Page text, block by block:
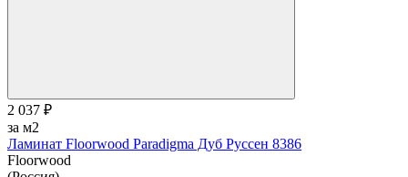
2 037 ₽
за м2
Ламинат Floorwood Paradigma Дуб Руссен 8386
Floorwood